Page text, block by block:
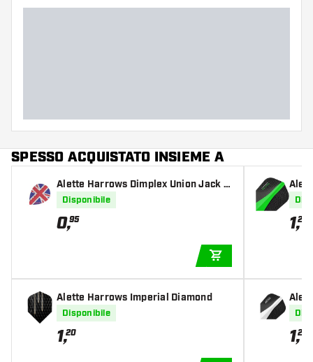
SPESSO ACQUISTATO INSIEME A
Alette Harrows Dimplex Union Jack P
ear
Disponibile
0,95
Alette Harrows Imperial Diamond
Disponibile
1,20
1,20
1,20